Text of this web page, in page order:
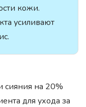
кожи.
усиливают
сияния на 20%
для ухода за